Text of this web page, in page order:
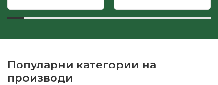
Популарни категории на
производи